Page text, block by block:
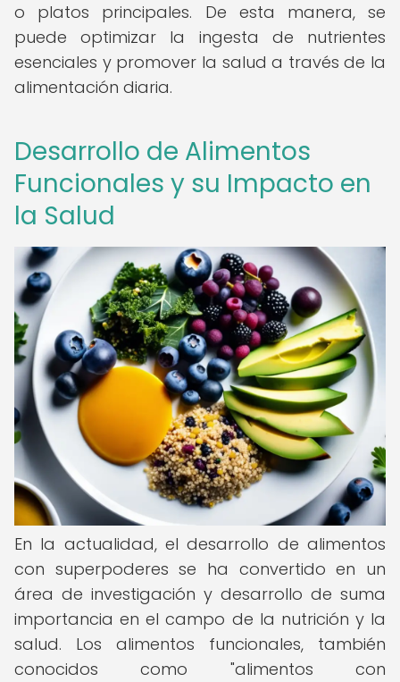
o platos principales. De esta manera, se
puede optimizar la ingesta de nutrientes
esenciales y promover la salud a través de la
alimentación diaria.
Desarrollo de Alimentos
Funcionales y su Impacto en
la Salud
En la actualidad, el desarrollo de alimentos
con superpoderes se ha convertido en un
área de investigación y desarrollo de suma
importancia en el campo de la nutrición y la
salud. Los alimentos funcionales, también
conocidos como "alimentos con